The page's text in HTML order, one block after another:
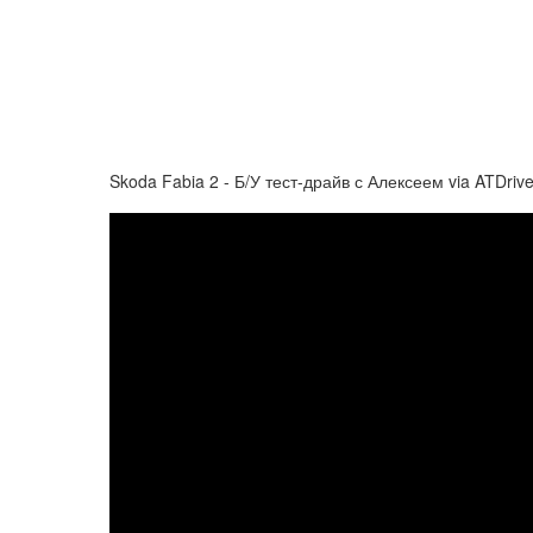
Skoda Fabia 2 - Б/У тест-драйв с Алексеем via ATDrive